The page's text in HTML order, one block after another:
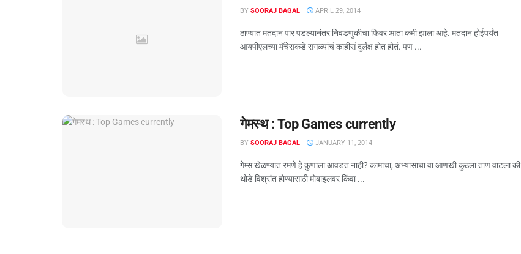
BY SOORAJ BAGAL APRIL 29, 2014
ठाण्यात मतदान पार पडल्यानंतर निवडणुकीचा फिवर आता कमी झाला आहे. मतदान होईपर्यंत
आयपीएलच्या मॅचेसकडे सगळ्यांचं काहीसं दुर्लक्ष होत होतं. पण ...
गेमस्थ : Top Games currently
BY SOORAJ BAGAL JANUARY 11, 2014
गेम्स खेळण्यात रमणे हे कुणाला आवडत नाही? कामाचा, अभ्यासाचा वा आणखी कुठला ताण वाटला की
थोडे विश्रांत होण्यासाठी मोबाइलवर किंवा ...